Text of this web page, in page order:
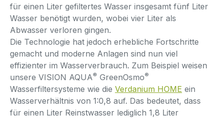
für einen Liter gefiltertes Wasser insgesamt fünf Liter
Wasser benötigt wurden, wobei vier Liter als
Abwasser verloren gingen.
Die Technologie hat jedoch erhebliche Fortschritte
gemacht und moderne Anlagen sind nun viel
effizienter im Wasserverbrauch. Zum Beispiel weisen
unsere VISION AQUA® GreenOsmo®
Wasserfiltersysteme wie die Verdanium HOME ein
Wasserverhältnis von 1:0,8 auf. Das bedeutet, dass
für einen Liter Reinstwasser lediglich 1,8 Liter